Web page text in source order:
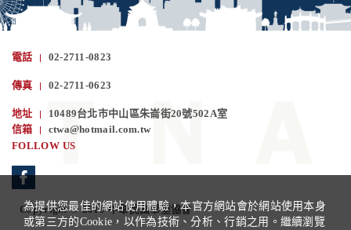
電話 02-2711-0823
傳真 02-2711-0623
地址
10489台北市中山區朱崙街20號502A室
信箱
ctwa@hotmail.com.tw
FOLLOW US
Copyright © 2019 中華民國舉重協會
為提供您最佳的網站使用體驗，本官方網站會於網站使用本身
或第三方的Cookie，以作為技術、分析、行銷之用。繼續瀏覽